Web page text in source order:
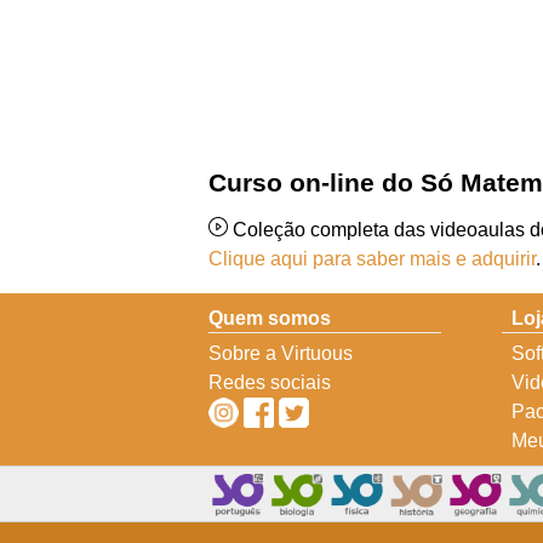
Curso on-line do Só
Coleção completa das videoaulas
Clique aqui para saber mais e adquirir.
Quem somos
Sobre a Virtuous
Redes sociais